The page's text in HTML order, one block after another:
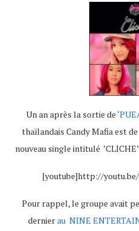
Un an après la sortie de
thaïlandais Candy Mafia est
nouveau single intitulé
[youtube]http://
Pour rappel, le groupe avait
dernierau NINE